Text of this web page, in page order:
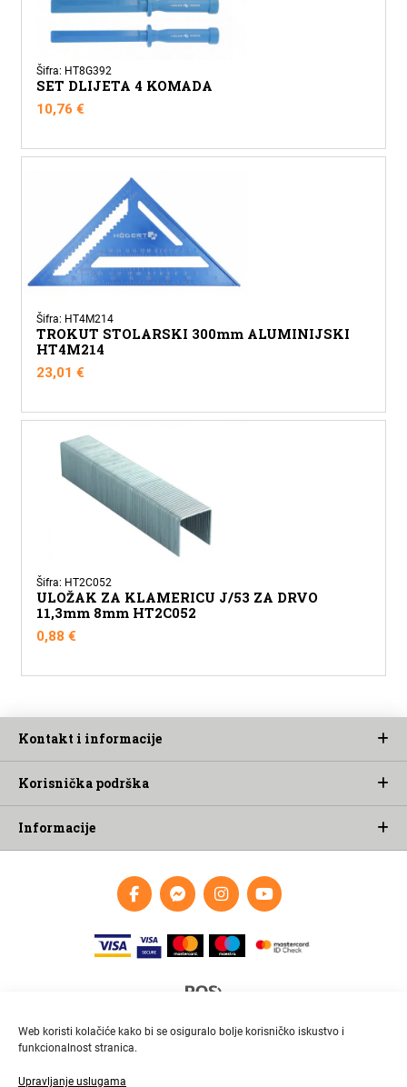
Web koristi kolačiće kako bi se osiguralo bolje korisničko iskustvo i
funkcionalnost stranica.
Upravljanje uslugama
Šifra: HT8G392
SET DLIJETA 4 KOMADA
10,76€
Šifra: HT4M214
TROKUT STOLARSKI 300mm ALUMINIJSKI
HT4M214
23,01€
Šifra: HT2C052
ULOŽAK ZA KLAMERICU J/53 ZA DRVO
11,3mm 8mm HT2C052
0,88€
Kontakt i informacije
Korisnička podrška
Informacije